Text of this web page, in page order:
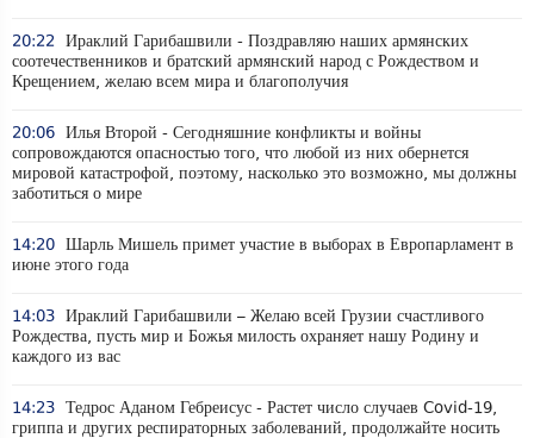
20:22 Ираклий Гарибашвили - Поздравляю наших армянских
соотечественников и братский армянский народ с Рождеством и
Крещением, желаю всем мира и благополучия
20:06 Илья Второй - Сегодняшние конфликты и войны
сопровождаются опасностью того, что любой из них обернется
мировой катастрофой, поэтому, насколько это возможно, мы должны
заботиться о мире
14:20 Шарль Мишель примет участие в выборах в Европарламент в
июне этого года
14:03 Ираклий Гарибашвили – Желаю всей Грузии счастливого
Рождества, пусть мир и Божья милость охраняет нашу Родину и
каждого из вас
14:23 Тедрос Аданом Гебреисус - Растет число случаев Covid-19,
гриппа и других респираторных заболеваний, продолжайте носить